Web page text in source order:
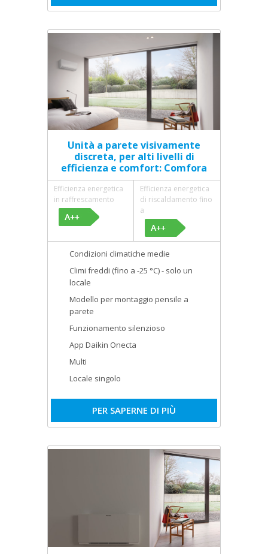
Unità a parete visivamente
discreta, per alti livelli di
efficienza e comfort: Comfora
Efficienza energetica
in raffrescamento
Efficienza energetica
di riscaldamento fino
a
Condizioni climatiche medie
Climi freddi (fino a -25 °C) - solo un
locale
Modello per montaggio pensile a
parete
Funzionamento silenzioso
App Daikin Onecta
Multi
Locale singolo
PER SAPERNE DI PIÙ